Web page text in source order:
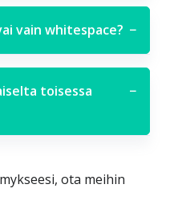
vain whitespace? −
toisessa
−
ota meihin